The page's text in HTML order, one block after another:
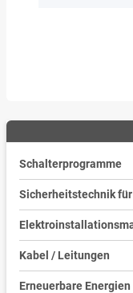
Schalterprogramme
Sicherheitstechnik für
Kabel / Leitungen
Erneuerbare Energien